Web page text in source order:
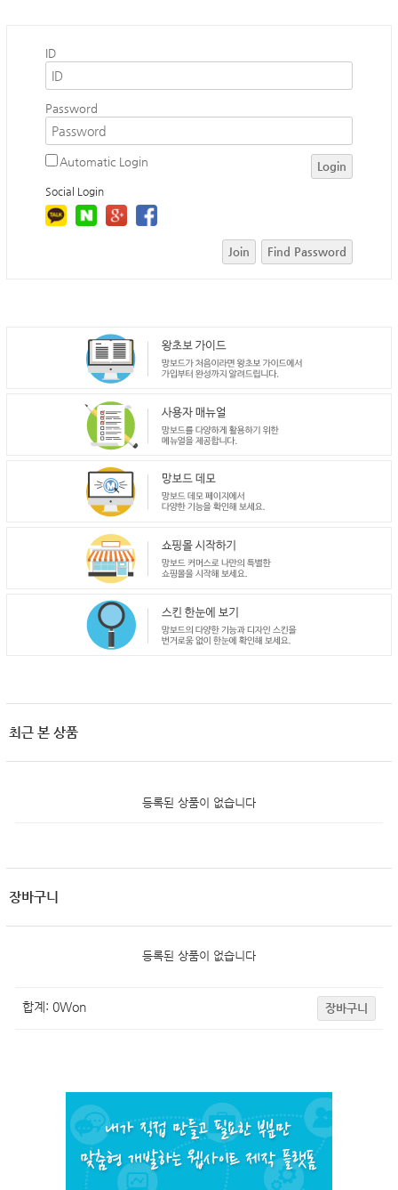
ID
Password
Automatic Login Login
Social Login
Join Find Password
최근 본 상품
등록된 상품이 없습니다
장바구니
등록된 상품이 없습니다
합계: 0Won 장바구니